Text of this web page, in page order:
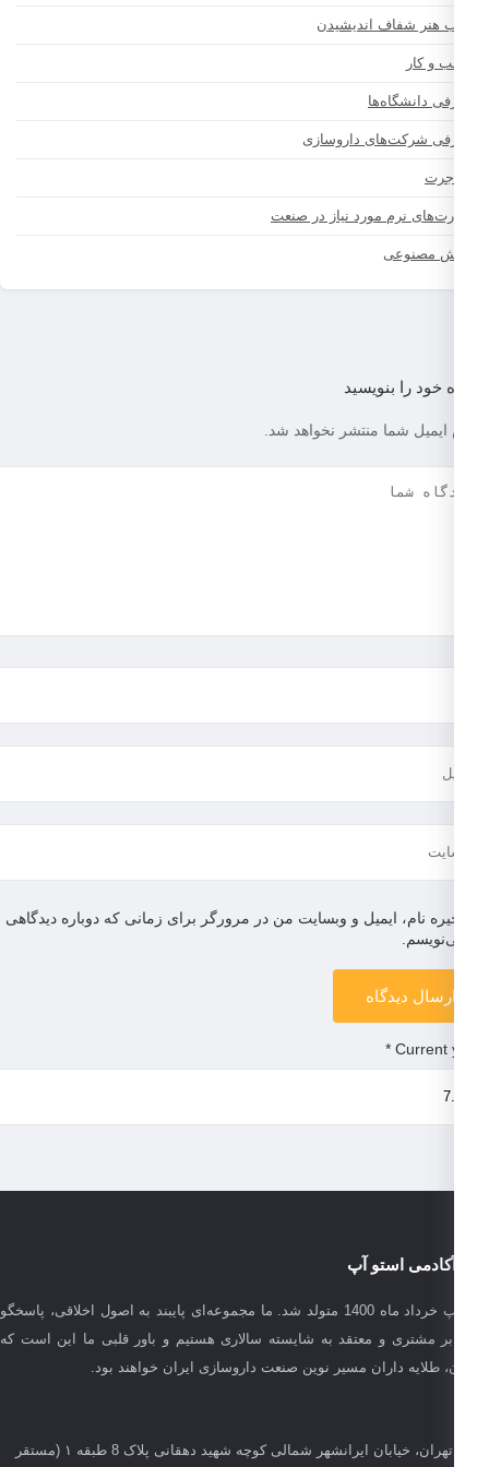
هنر شفاف اندیشیدن
و کار
دانشگاه‌ها
شرکت‌های داروسازی
نرم مورد نیاز در صنعت
مصنوعی
خود را بنویسید
شما منتشر نخواهد شد.
نام، ایمیل و وبسایت من در مرورگر برای زمانی که دوباره دیدگاهی
Current
*
استو آپ
استوآپ خرداد ماه 1400 متولد شد. ما مجموعه‌ای پایبند به اصول اخلاقی، پاسخگو
مشتری و معتقد به شایسته سالاری هستیم و باور قلبی ما این است که
طلایه داران مسیر نوین صنعت داروسازی ایران خواهند بود.
تهران، خیابان ایرانشهر شمالی کوچه شهید دهقانی پلاک 8 طبقه ۱ (مستقر